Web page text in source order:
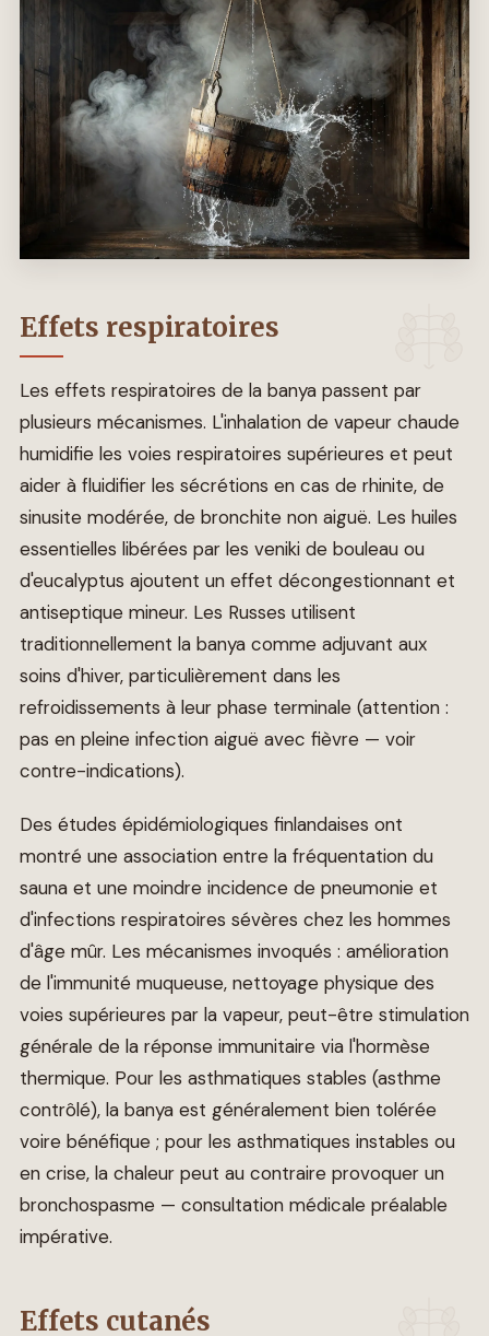
Effets respiratoires
Les effets respiratoires de la banya passent par
plusieurs mécanismes. L'inhalation de vapeur chaude
humidifie les voies respiratoires supérieures et peut
aider à fluidifier les sécrétions en cas de rhinite, de
sinusite modérée, de bronchite non aiguë. Les huiles
essentielles libérées par les veniki de bouleau ou
d'eucalyptus ajoutent un effet décongestionnant et
antiseptique mineur. Les Russes utilisent
traditionnellement la banya comme adjuvant aux
soins d'hiver, particulièrement dans les
refroidissements à leur phase terminale (attention :
pas en pleine infection aiguë avec fièvre — voir
contre-indications).
Des études épidémiologiques finlandaises ont
montré une association entre la fréquentation du
sauna et une moindre incidence de pneumonie et
d'infections respiratoires sévères chez les hommes
d'âge mûr. Les mécanismes invoqués : amélioration
de l'immunité muqueuse, nettoyage physique des
voies supérieures par la vapeur, peut-être stimulation
générale de la réponse immunitaire via l'hormèse
thermique. Pour les asthmatiques stables (asthme
contrôlé), la banya est généralement bien tolérée
voire bénéfique ; pour les asthmatiques instables ou
en crise, la chaleur peut au contraire provoquer un
bronchospasme — consultation médicale préalable
impérative.
Effets cutanés